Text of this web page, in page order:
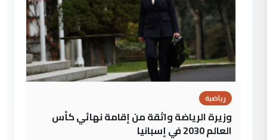
رياضية
وزيرة الرياضة واثقة من إقامة نهائي كأس
العالم 2030 في إسبانيا